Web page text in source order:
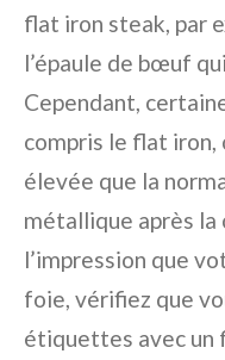
flat iron steak, par
l’épaule de bœuf
Cependant,
compris le flat iron,
élevée que la
métallique après la
l’impression que
foie, vérifiez que
étiquettes avec un